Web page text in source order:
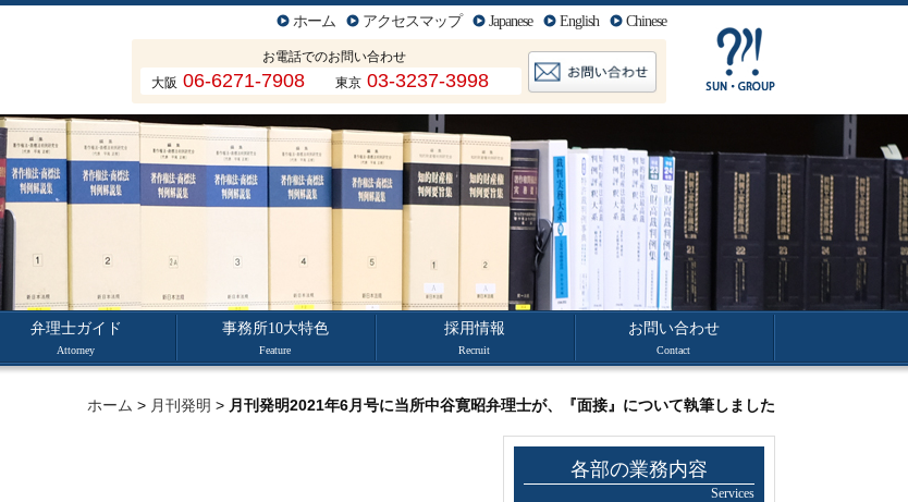
ホーム アクセスマップ Japanese English Chinese
お電話でのお問い合わせ
大阪 06-6271-7908 東京 03-3237-3998
弁理士ガイド
Attorney
事務所10大特色
Feature
採用情報
Recruit
お問い合わせ
Contact
ホーム > 月刊発明 > 月刊発明2021年6月号に当所中谷寛昭弁理士が、『面接』について執筆しました
各部の業務内容
Services